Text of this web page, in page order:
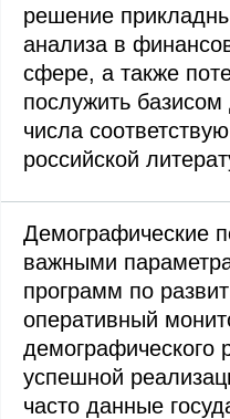
решение
анализа в
сфере, а также
послужить
числа
российской
Демографические
важными
программ по
оперативный
демографического
успешной
часто данные